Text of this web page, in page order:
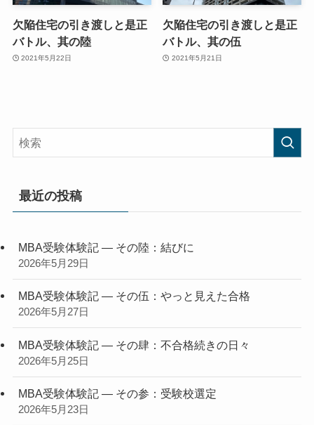
欠陥住宅の引き渡しと是正
バトル、其の陸
2021年5月22日
欠陥住宅の引き渡しと是正
バトル、其の伍
2021年5月21日
最近の投稿
MBA受験体験記 — その陸：結びに
2026年5月29日
MBA受験体験記 — その伍：やっと見えた合格
2026年5月27日
MBA受験体験記 — その肆：不合格続きの日々
2026年5月25日
MBA受験体験記 — その参：受験校選定
2026年5月23日